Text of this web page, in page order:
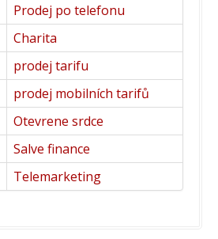
Prodej po telefonu
Charita
prodej tarifu
prodej mobilních tarifů
Otevrene srdce
Salve finance
Telemarketing